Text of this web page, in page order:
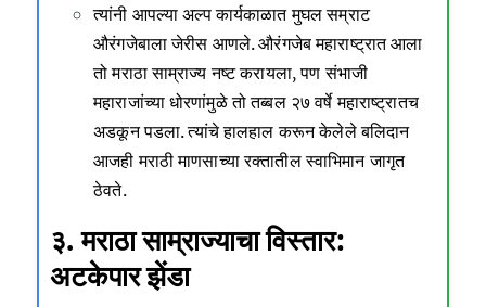
त्यांनी आपल्या अल्प कार्यकाळात मुघल सम्राट
औरंगजेबाला जेरीस आणले. औरंगजेब महाराष्ट्रात आला
तो मराठा साम्राज्य नष्ट करायला, पण संभाजी
महाराजांच्या धोरणांमुळे तो तब्बल २७ वर्षे महाराष्ट्रातच
अडकून पडला. त्यांचे हालहाल करून केलेले बलिदान
आजही मराठी माणसाच्या रक्तातील स्वाभिमान जागृत
ठेवते.
३. मराठा साम्राज्याचा विस्तार:
अटकेपार झेंडा